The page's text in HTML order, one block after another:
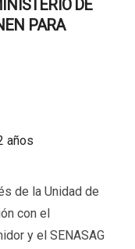
DE
PARA
años
de la Unidad de
con el
y el SENASAG